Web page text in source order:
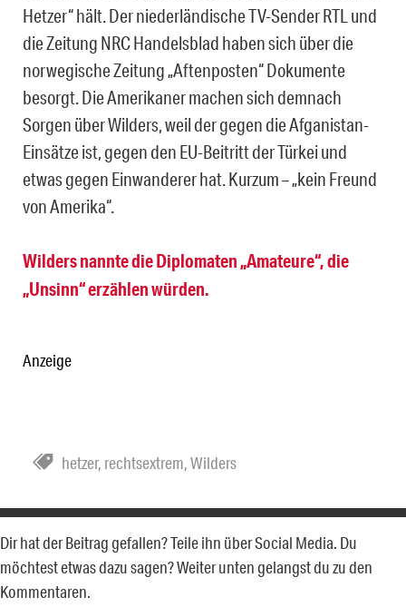
Hetzer“ hält. Der niederländische TV-Sender RTL und
die Zeitung NRC Handelsblad haben sich über die
norwegische Zeitung „Aftenposten“ Dokumente
besorgt. Die Amerikaner machen sich demnach
Sorgen über Wilders, weil der gegen die Afganistan-
Einsätze ist, gegen den EU-Beitritt der Türkei und
etwas gegen Einwanderer hat. Kurzum – „kein Freund
von Amerika“.
Wilders nannte die Diplomaten „Amateure“, die
„Unsinn“ erzählen würden.
Anzeige
hetzer, rechtsextrem,Wilders
Dir hat der Beitrag gefallen? Teile ihn über Social Media. Du
möchtest etwas dazu sagen? Weiter unten gelangst du zu den
Kommentaren.